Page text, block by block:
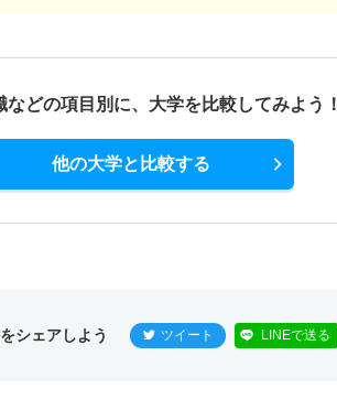
どの項目別に、 大学を比較してみよう！
他の大学と比較する
シェアしよう ツイート LINEで送る